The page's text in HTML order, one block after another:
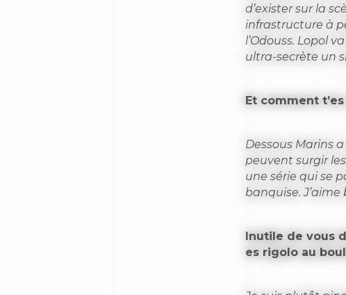
d’exister sur la
infrastructure à
l’Odouss. Lopol
ultra-secrète un
Et comment
Dessous Marins
peuvent surgir
une série qui se
banquise.
Inutile de vous
es rigolo au